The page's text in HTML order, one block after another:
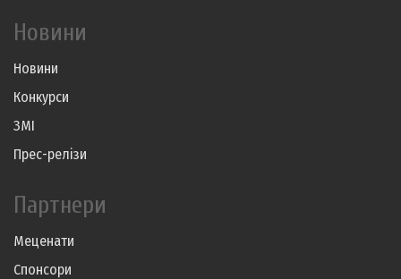
Новини
Новини
Конкурси
ЗМІ
Прес-релізи
Партнери
Меценати
Спонсори